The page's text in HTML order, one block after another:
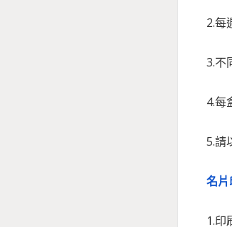
2.每
3.不
4.每
5.請
名片
1.印